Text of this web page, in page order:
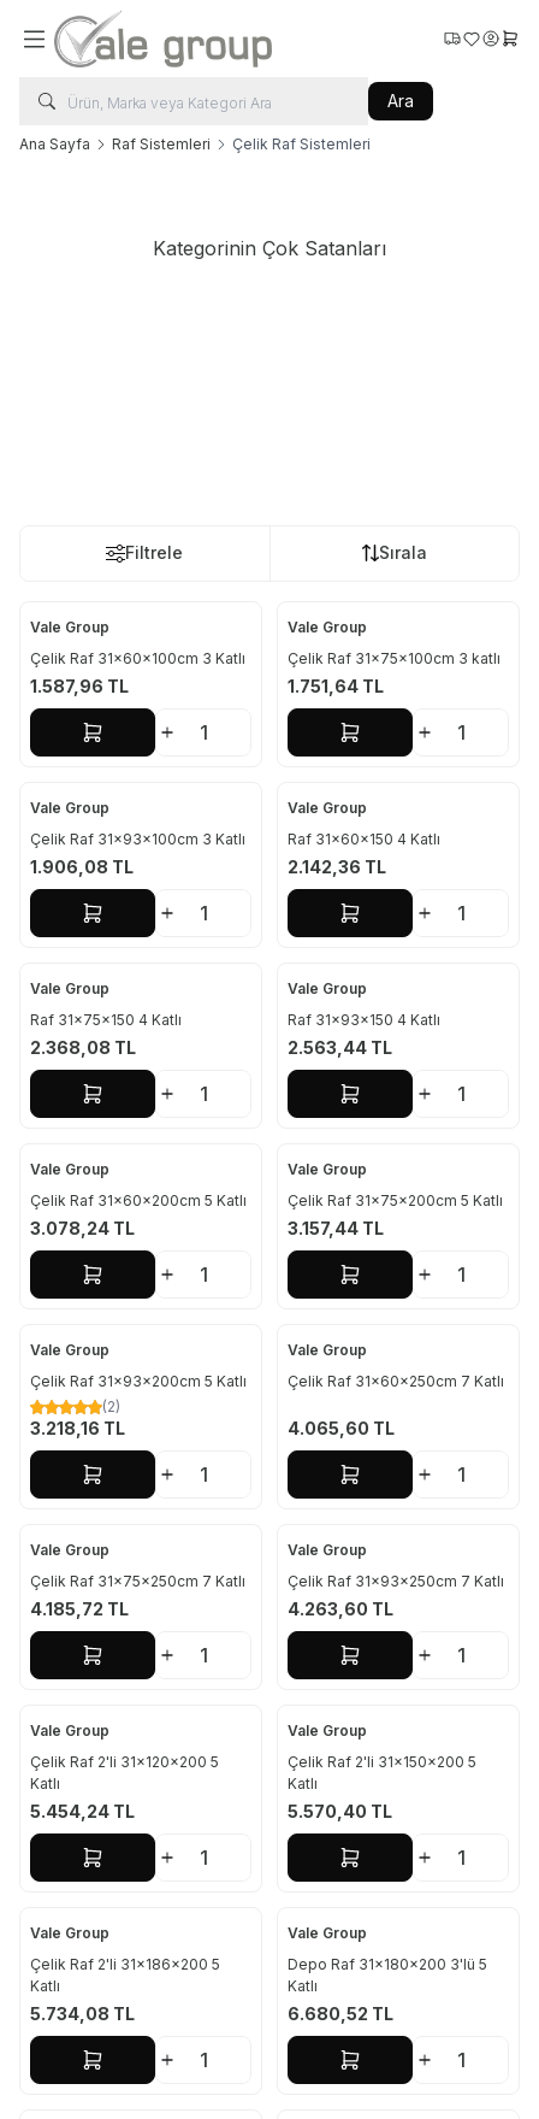
Ara
Favorilerim
Ana Sayfa Raf Sistemleri Çelik Raf Sistemleri
Kategorinin Çok Satanları
Filtrele Sırala
Vale Group
Çelik Raf 31x60x100cm 3 Katlı
1.587,96 TL
Sepete Ekle
Vale Group
Çelik Raf 31x75x100cm 3 katlı
1.751,64 TL
Sepete Ekle
Vale Group
Çelik Raf 31x93x100cm 3 Katlı
1.906,08 TL
Sepete Ekle
Vale Group
Raf 31x60x150 4 Katlı
2.142,36 TL
Sepete Ekle
Vale Group
Raf 31x75x150 4 Katlı
2.368,08 TL
Sepete Ekle
Vale Group
Raf 31x93x150 4 Katlı
2.563,44 TL
Sepete Ekle
Vale Group
Çelik Raf 31x60x200cm 5 Katlı
3.078,24 TL
Sepete Ekle
Vale Group
Çelik Raf 31x75x200cm 5 Katlı
3.157,44 TL
Sepete Ekle
Vale Group
Çelik Raf 31x93x200cm 5 Katlı
(2)
3.218,16 TL
Sepete Ekle
Vale Group
Çelik Raf 31x60x250cm 7 Katlı
4.065,60 TL
Sepete Ekle
Vale Group
Çelik Raf 31x75x250cm 7 Katlı
4.185,72 TL
Sepete Ekle
Vale Group
Çelik Raf 31x93x250cm 7 Katlı
4.263,60 TL
Sepete Ekle
Vale Group
Çelik Raf 2'li 31x120x200 5
Katlı
5.454,24 TL
Sepete Ekle
Vale Group
Çelik Raf 2'li 31x150x200 5
Katlı
5.570,40 TL
Sepete Ekle
Vale Group
Çelik Raf 2'li 31x186x200 5
Katlı
5.734,08 TL
Sepete Ekle
Vale Group
Depo Raf 31x180x200 3'lü 5
Katlı
6.680,52 TL
Sepete Ekle